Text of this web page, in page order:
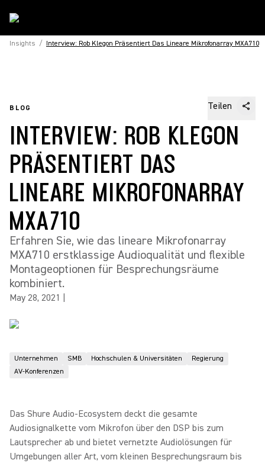
Insights / Interview: Rob Klegon Präsentiert Das Lineare Mikrofonarray MXA710
BLOG Teilen
INTERVIEW: ROB KLEGON
PRÄSENTIERT DAS
LINEARE MIKROFONARRAY
MXA710
Erfahren Sie, wie das lineare Mikrofonarray
MXA710 erstklassige Audioqualität und flexible
Montageoptionen für Besprechungsräume
kombiniert.
May 28, 2021
Unternehmen SMB Hochschulen & Universitäten
Regierung
AV-Konferenzen
Das Shure Audio-Ecosystem deckt die gesamte
Audiosignalkette vom Mikrofon über den DSP bis zum
Lautsprecher ab und bietet vernetzte Audiolösungen für
Umgebungen aller Art, vom kleinen Besprechungsraum bis